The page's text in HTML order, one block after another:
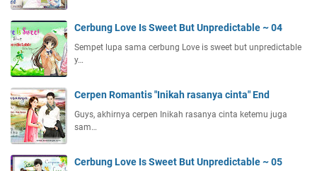
Cerbung Love Is Sweet But Unpredictable ~ 04
Sempet lupa sama cerbung Love is sweet but unpredictable
y…
Cerpen Romantis "Inikah rasanya cinta" End
Guys, akhirnya cerpen Inikah rasanya cinta ketemu juga
sam…
Cerbung Love Is Sweet But Unpredictable ~ 05